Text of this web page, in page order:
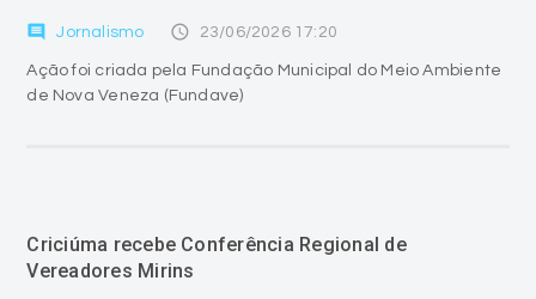
comment Jornalismo access_time 23/06/2026 17:20
Ação foi criada pela Fundação Municipal do Meio Ambiente
de Nova Veneza (Fundave)
Criciúma recebe Conferência Regional de
Vereadores Mirins